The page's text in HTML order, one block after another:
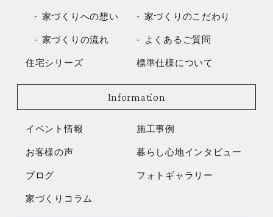
家づくりへの想い
家づくりのこだわり
家づくりの流れ
よくあるご質問
住宅シリーズ
標準仕様について
Information
イベント情報
施工事例
お客様の声
暮らし心地インタビュー
ブログ
フォトギャラリー
家づくりコラム